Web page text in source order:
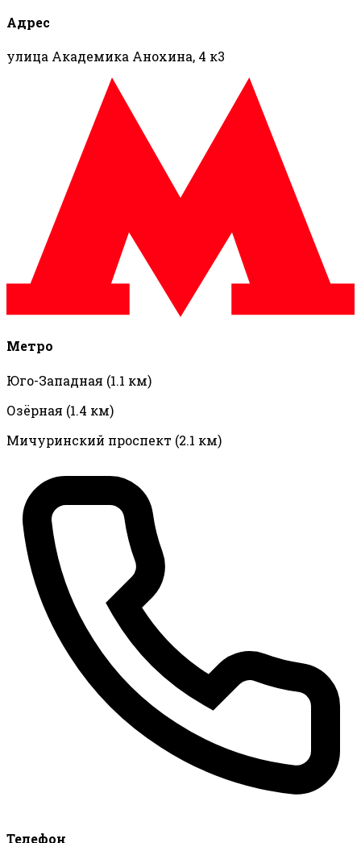
Адрес
улица Академика Анохина, 4 к3
Метро
Юго-Западная (1.1 км)
Озёрная (1.4 км)
Мичуринский проспект (2.1 км)
Телефон